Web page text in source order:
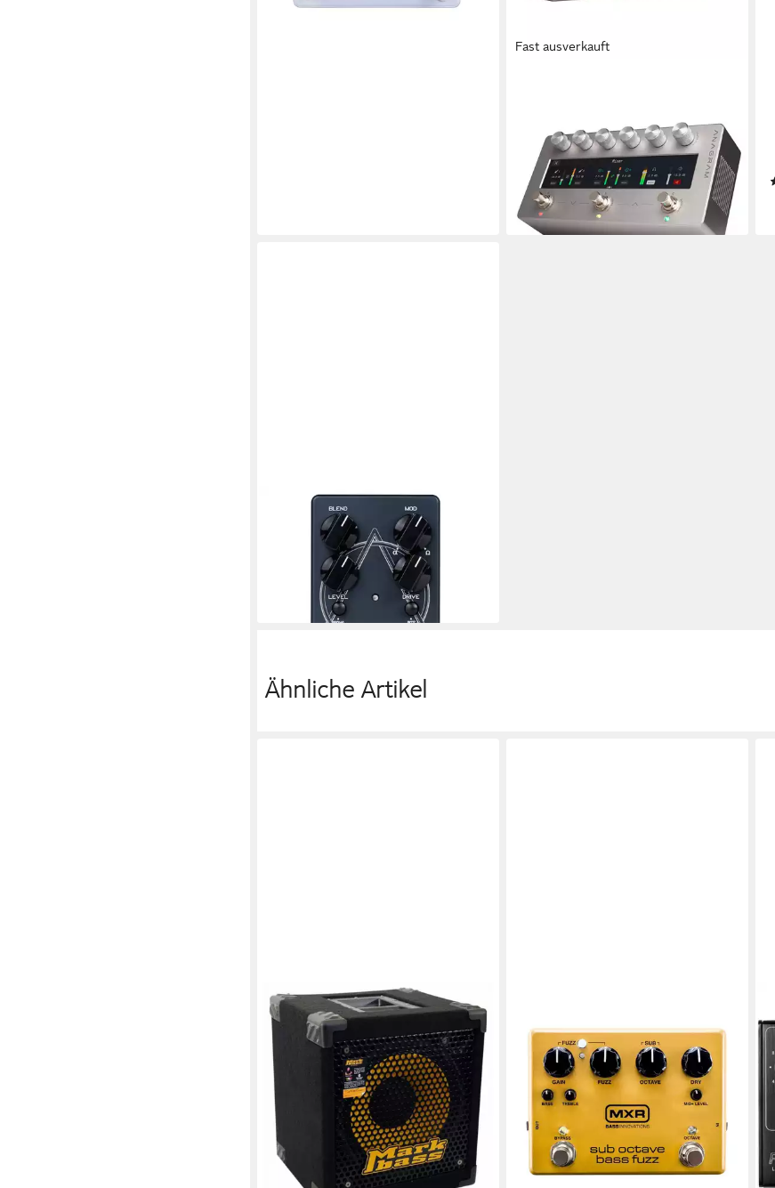
Fast ausverkauft
Effektgeräte, Bass-Effektpedale),
Anagram Bass Amp Modeler - Bass
Effektpedal
1.165,32 €
lieferbar - in 4-5 Werktagen bei dir
DARKGLASS
Musikinstrumentenpedal, (Bass-
Effektgeräte, Bass-Effektpedale),
Alpha Omicron - Bass Effektpedal
235,44 €
lieferbar - in 4-5 Werktagen bei dir
Ähnliche Artikel